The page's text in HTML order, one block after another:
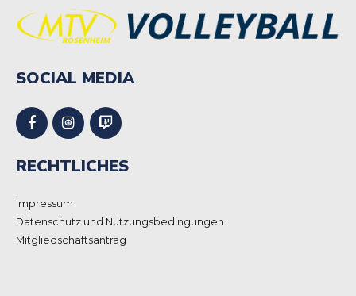
SOCIAL MEDIA
RECHTLICHES
Impressum
Datenschutz und Nutzungsbedingungen
Mitgliedschaftsantrag